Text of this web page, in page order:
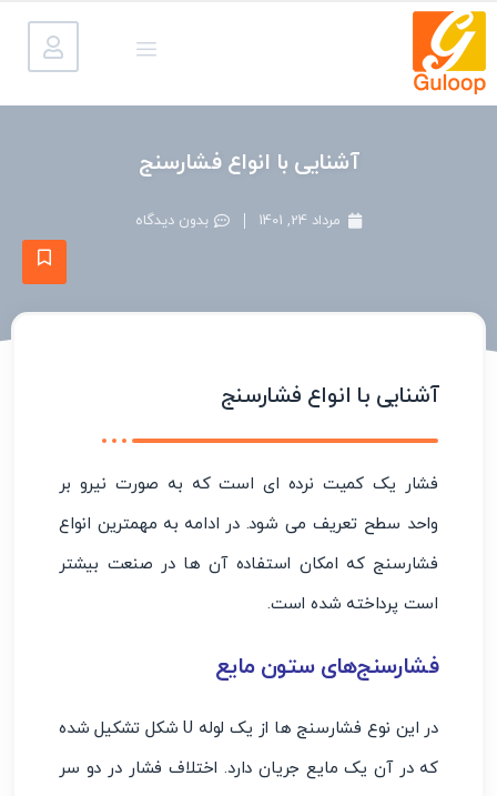
آشنایی با انواع فشارسنج
مرداد 24, 1401 بدون دیدگاه
آشنایی با انواع فشارسنج
فشار یک کمیت نرده ای است که به صورت نیرو بر
واحد سطح تعریف می شود. در ادامه به مهمترین انواع
فشارسنج که امکان استفاده آن ها در صنعت بیشتر
است پرداخته شده است.
فشارسنج‌های ستون مایع
در این نوع فشارسنج ها از یک لوله U شکل تشکیل شده
که در آن یک مایع جریان دارد. اختلاف فشار در دو سر